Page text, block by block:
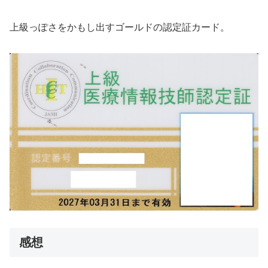
上級っぽさをかもし出すゴールドの認定証カード。
感想